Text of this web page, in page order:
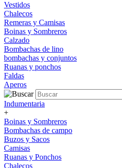
Vestidos
Chalecos
Remeras y Camisas
Boinas y Sombreros
Calzado
Bombachas de lino
bombachas y conjuntos
Ruanas y ponchos
Faldas
Aperos
Indumentaria
+
Boinas y Sombreros
Bombachas de campo
Buzos y Sacos
Camisas
Ruanas y Ponchos
Chalecos